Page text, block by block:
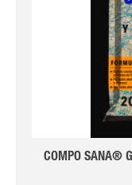
COMPO SANA®